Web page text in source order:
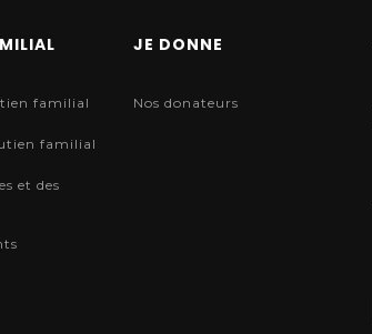
familial
familial
et des
JE DONNE
Nos donateurs